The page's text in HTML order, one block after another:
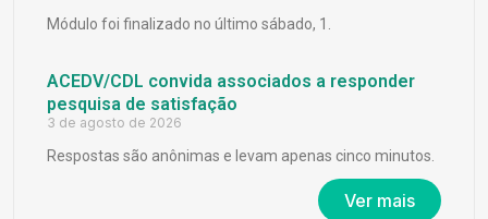
Módulo foi finalizado no último sábado, 1.
ACEDV/CDL convida associados a responder
pesquisa de satisfação
3 de agosto de 2026
Respostas são anônimas e levam apenas cinco minutos.
Ver mais